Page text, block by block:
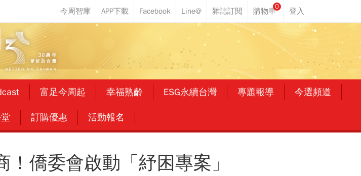
0
富足今周起 幸福熟齡 ESG永續台灣 專題報導 今選頻道
訂購優惠 活動報名
僑委會啟動「紓困專案」